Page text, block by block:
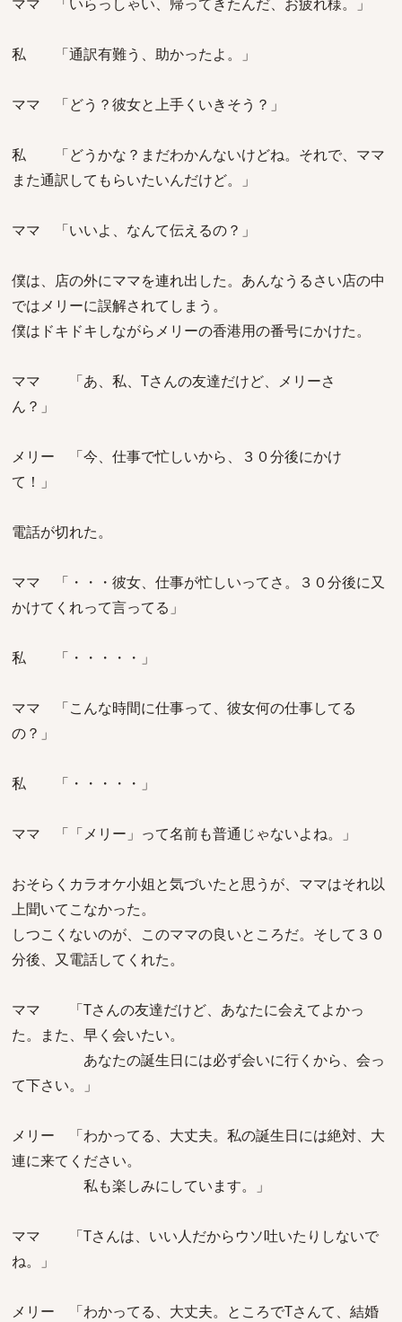
私 「通訳有難う、助かったよ。」
ママ 「どう？彼女と上手くいきそう？」
私 「どうかな？まだわかんないけどね。それで、ママ
また通訳してもらいたいんだけど。」
ママ 「いいよ、なんて伝えるの？」
僕は、店の外にママを連れ出した。あんなうるさい店の中
ではメリーに誤解されてしまう。
僕はドキドキしながらメリーの香港用の番号にかけた。
ママ 「あ、私、Tさんの友達だけど、メリーさ
ん？」
メリー 「今、仕事で忙しいから、３０分後にかけ
て！」
電話が切れた。
ママ 「・・・彼女、仕事が忙しいってさ。３０分後に又
かけてくれって言ってる」
私 「・・・・・」
ママ 「こんな時間に仕事って、彼女何の仕事してる
の？」
私 「・・・・・」
ママ 「「メリー」って名前も普通じゃないよね。」
おそらくカラオケ小姐と気づいたと思うが、ママはそれ以
上聞いてこなかった。
しつこくないのが、このママの良いところだ。そして３０
分後、又電話してくれた。
ママ 「Tさんの友達だけど、あなたに会えてよかっ
た。また、早く会いたい。
あなたの誕生日には必ず会いに行くから、会っ
て下さい。」
メリー 「わかってる、大丈夫。私の誕生日には絶対、大
連に来てください。
私も楽しみにしています。」
ママ 「Tさんは、いい人だからウソ吐いたりしないで
ね。」
メリー 「わかってる、大丈夫。ところでTさんて、結婚